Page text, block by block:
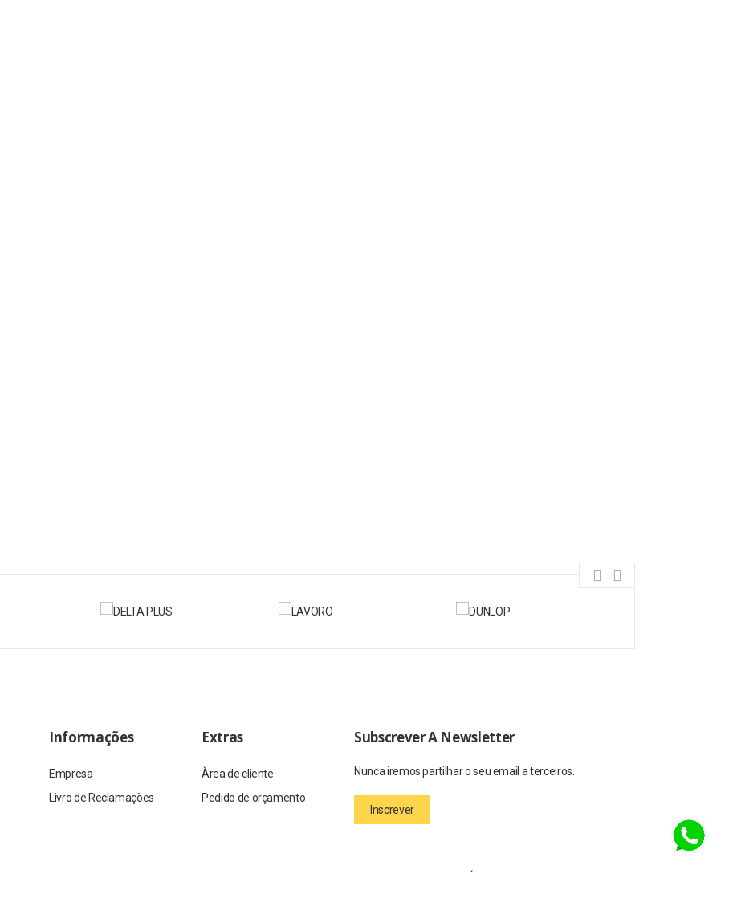
Informações
Empresa
Livro de Reclamações
Extras
Àrea de cliente
Pedido de orçamento
Subscrever A Newsletter
Nunca iremos partilhar o seu email a terceiros.
Inscrever